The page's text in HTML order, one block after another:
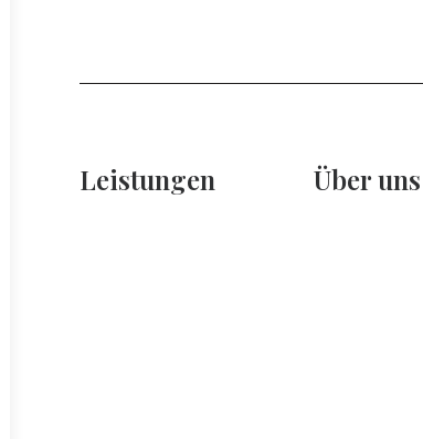
Leistungen Über uns